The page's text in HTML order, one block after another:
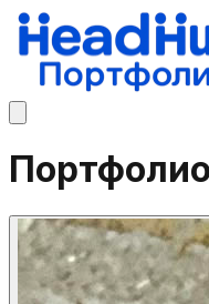
Портфолио